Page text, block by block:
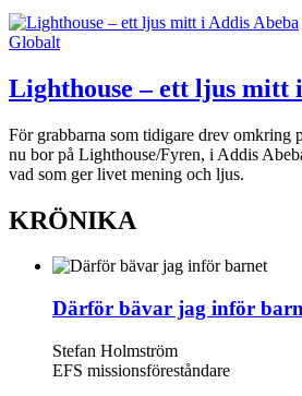
Globalt
Lighthouse – ett ljus mitt
För grabbarna som tidigare drev omkring
nu bor på Lighthouse/Fyren, i Addis
vad som ger livet mening och ljus.
KRÖNIKA
Därför bävar jag inför
Stefan Holmström
EFS missionsföreståndare